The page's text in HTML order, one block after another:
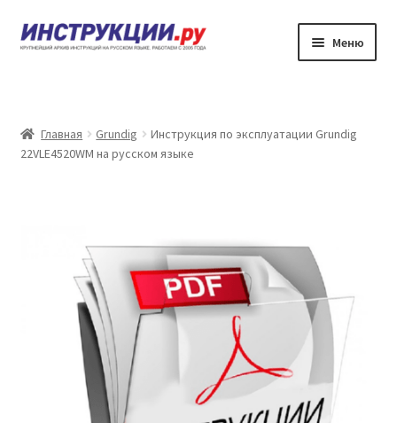
Перейти
к
Перейти
к
Меню
Каталог инструкций по эксплуатации
Контакты
Главная Grundig
Инструкция по эксплуатации Grundig
22VLE4520WM на русском языке